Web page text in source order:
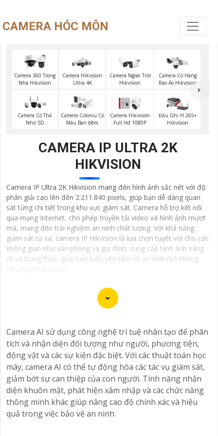
CAMERA HÓC MÔN
Camera 360 Trong
Nhà Hikvision
Camera Hikvision
Ultra 4K
Camera Ngoài Trời
Hikvision
Camera Có Hàng
Rào Ảo Hikvision
Camera Có Thẻ
Nhớ SD
Camera Colorvu Có
Màu Ban Đêm
Camera Hikvision
Full Hd 1080P
Đầu Ghi H.265+
Hikvision
CAMERA IP ULTRA 2K
HIKVISION
Camera IP Ultra 2K Hikvision mang đến hình ảnh sắc nét với độ
phân giải cao lên đến 2.211.840 pixels, giúp bạn dễ dàng quan
sát từng chi tiết trong khu vực giám sát. Camera hỗ trợ kết nối
qua mạng Internet, cho phép truyền tải video và hình ảnh mượt
mà, mang đến trải nghiệm an ninh chất lượng. Với khả năng
giám sát từ xa, camera IP Hikvision là lựa chọn tuyệt vời cho các
không gian như văn phòng và gia đình, cung cấp hình ảnh sáng
rõ và trung thực, giúp bạn luôn yên tâm về an ninh mà không
cần chi phí quá cao.
Đầu ghi camera hỗ trợ 4 ổ cứng là một giải pháp lý
tưởng cho hệ thống camera an ninh tại gia đình hoặc
doanh nghiệp. Với khả năng hỗ trợ đến 4 ổ cứng, người
dùng có thể lưu trữ một lượng lớn dữ liệu từ camera
mà không cần lo lắng về không gian lưu trữ.
Đầu ghi này cung cấp các tính năng hiệu quả như ghi
hình độ nét cao, chức năng xem lại dễ dàng, và khả
năng truy cập từ xa qua điện thoại di động. nó còn có
Camera AI sử dụng công nghệ trí tuệ nhân tạo để phân
tích và nhận diện đối tượng như người, phương tiện,
động vật và các sự kiện đặc biệt. Với các thuật toán học
máy, camera AI có thể tự động hóa các tác vụ giám sát,
giảm bớt sự can thiệp của con người. Tính năng nhận
diện khuôn mặt, phát hiện xâm nhập và các chức năng
thông minh khác giúp nâng cao độ chính xác và hiệu
quả trong việc bảo vệ an ninh.